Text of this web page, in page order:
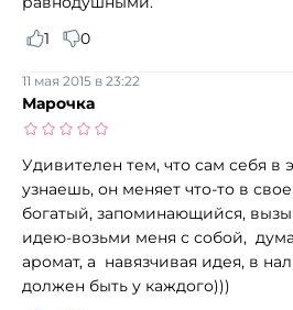
1
0
Марочка
11 мая 2015 в 23:22
Удивителен тем, что сам себя в
узнаешь, он меняет что-то в
богатый, запоминающийся,
идею-возьми меня с собой,
аромат, а навязчивая идея, в
должен быть у каждого)))